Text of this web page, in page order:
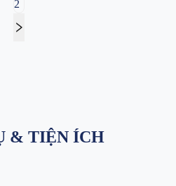
2
& TIỆN ÍCH